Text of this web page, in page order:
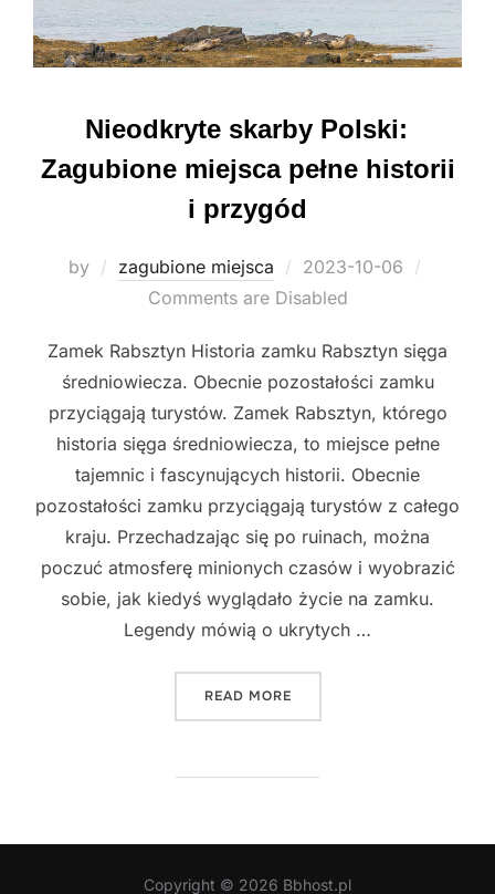
Nieodkryte skarby Polski:
Zagubione miejsca pełne historii
i przygód
by zagubione miejsca
Posted
on
2023-10-06
Comments are Disabled
Zamek Rabsztyn Historia zamku Rabsztyn sięga
średniowiecza. Obecnie pozostałości zamku
przyciągają turystów. Zamek Rabsztyn, którego
historia sięga średniowiecza, to miejsce pełne
tajemnic i fascynujących historii. Obecnie
pozostałości zamku przyciągają turystów z całego
kraju. Przechadzając się po ruinach, można
poczuć atmosferę minionych czasów i wyobrazić
sobie, jak kiedyś wyglądało życie na zamku.
Legendy mówią o ukrytych …
READ MORE"NIEODKRYTE SKARBY
Copyright © 2026 Bbhost.pl